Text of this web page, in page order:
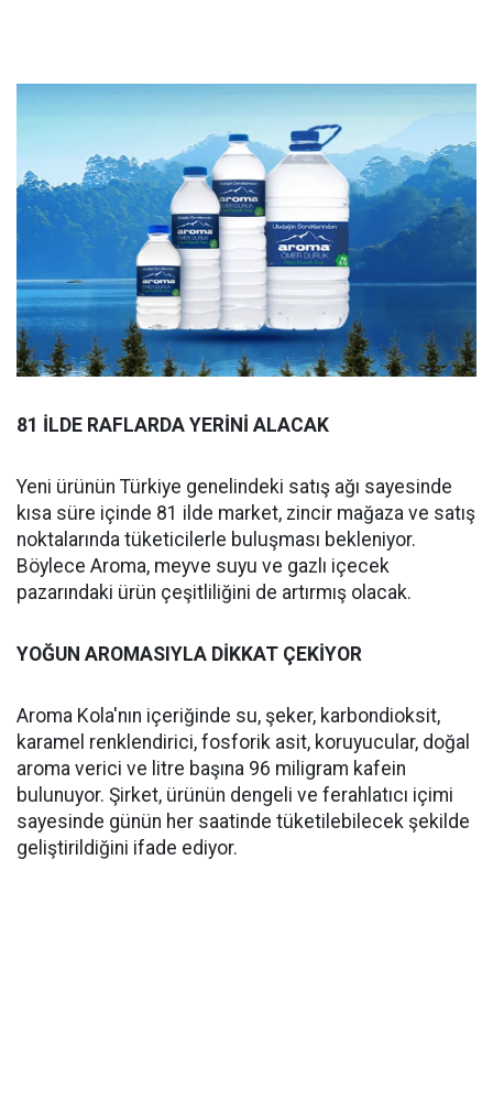
81 İLDE RAFLARDA YERİNİ ALACAK
Yeni ürünün Türkiye genelindeki satış ağı sayesinde
kısa süre içinde 81 ilde market, zincir mağaza ve satış
noktalarında tüketicilerle buluşması bekleniyor.
Böylece Aroma, meyve suyu ve gazlı içecek
pazarındaki ürün çeşitliliğini de artırmış olacak.
YOĞUN AROMASIYLA DİKKAT ÇEKİYOR
Aroma Kola'nın içeriğinde su, şeker, karbondioksit,
karamel renklendirici, fosforik asit, koruyucular, doğal
aroma verici ve litre başına 96 miligram kafein
bulunuyor. Şirket, ürünün dengeli ve ferahlatıcı içimi
sayesinde günün her saatinde tüketilebilecek şekilde
geliştirildiğini ifade ediyor.